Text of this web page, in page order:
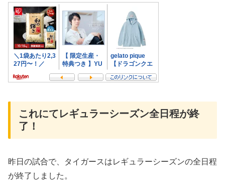
これにてレギュラーシーズン全日程が終
了！
昨日の試合で、タイガースはレギュラーシーズンの全日程
が終了しました。